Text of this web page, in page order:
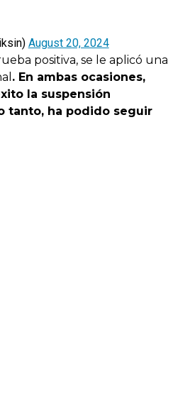
August 20, 2024
positiva, se le aplicó una
. En ambas ocasiones,
la suspensión
tanto, ha podido seguir